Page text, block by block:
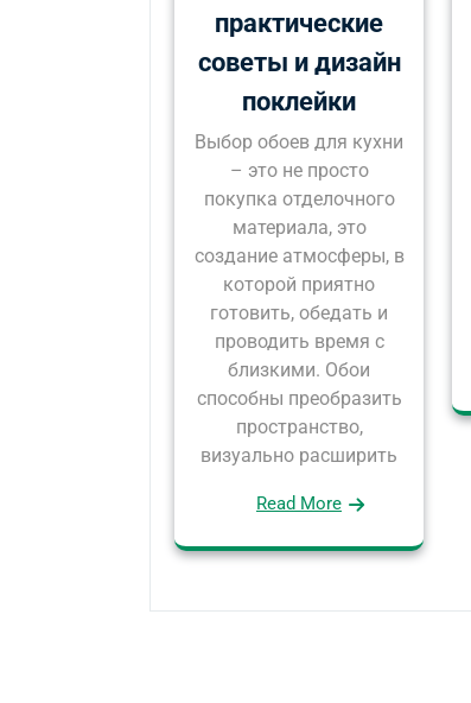
практические
советы и дизайн
поклейки
Выбор обоев для кухни
– это не просто
покупка отделочного
материала, это
создание атмосферы, в
которой приятно
готовить, обедать и
проводить время с
близкими. Обои
способны преобразить
пространство,
визуально расширить
Read More